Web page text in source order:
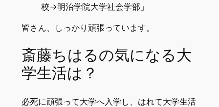
校→明治学院大学社会学部」
皆さん、しっかり頑張っています。
斎藤ちはるの気になる大
学生活は？
必死に頑張って大学へ入学し、はれて大学生活